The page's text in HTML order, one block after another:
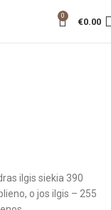
0
€0.00
ilgis siekia 390
o jos ilgis – 255